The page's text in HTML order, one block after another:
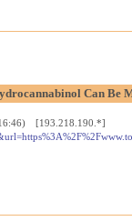
Can Be
[193.218.190.*]